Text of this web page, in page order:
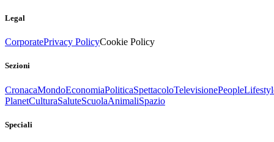
Legal
CorporatePrivacy PolicyCookie Policy
Sezioni
CronacaMondoEconomiaPoliticaSpettacoloTelevisionePeople
PlanetCulturaSaluteScuolaAnimaliSpazio
Speciali